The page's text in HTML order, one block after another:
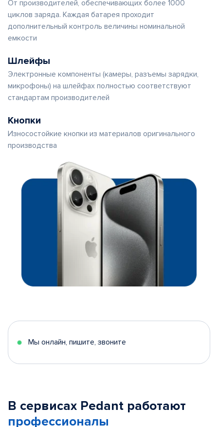
От производителей, обеспечивающих более 1000
циклов заряда. Каждая батарея проходит
дополнительный контроль величины номинальной
емкости
Шлейфы
Электронные компоненты (камеры, разъемы зарядки,
микрофоны) на шлейфах полностью соответствуют
стандартам производителей
Кнопки
Износостойкие кнопки из материалов оригинального
производства
Мы онлайн, пишите, звоните
В сервисах Pedant работают
профессионалы